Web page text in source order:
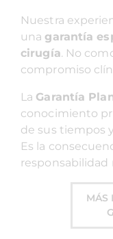
Nuestra
una garantía
cirugía. No
compromiso
La Garantía
conocimiento
de sus tiempos
Es la
responsabilidad
MÁS